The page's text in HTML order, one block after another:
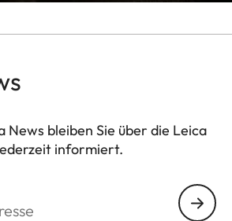
News bleiben Sie über die Leica
informiert.